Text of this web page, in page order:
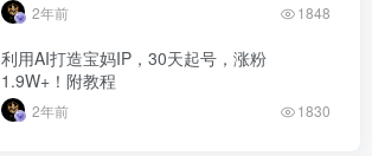
2年前 1848
利用AI打造宝妈IP，30天起号，涨粉
1.9W+！附教程
2年前 1830